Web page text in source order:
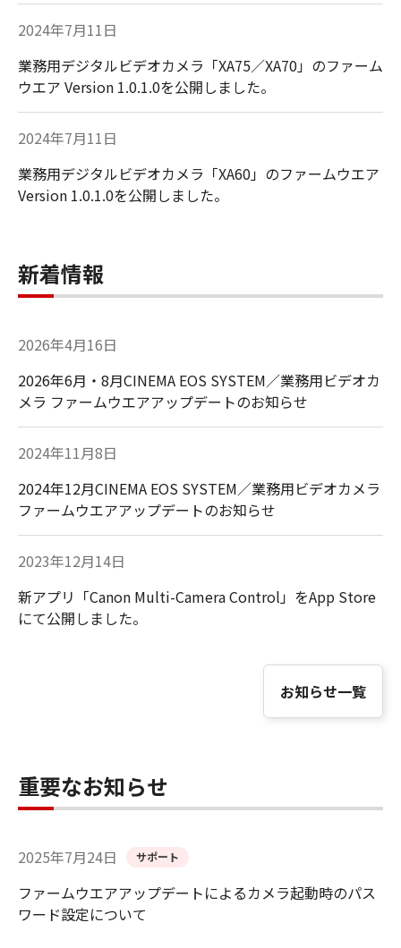
2024年7月11日
業務用デジタルビデオカメラ「XA75／XA70」のファーム
ウエア Version 1.0.1.0を公開しました。
2024年7月11日
業務用デジタルビデオカメラ「XA60」のファームウエア
Version 1.0.1.0を公開しました。
新着情報
2026年4月16日
2026年6月・8月CINEMA EOS SYSTEM／業務用ビデオカ
メラ ファームウエアアップデートのお知らせ
2024年11月8日
2024年12月CINEMA EOS SYSTEM／業務用ビデオカメラ
ファームウエアアップデートのお知らせ
2023年12月14日
新アプリ「Canon Multi-Camera Control」をApp Store
にて公開しました。
お知らせ一覧
重要なお知らせ
2025年7月24日 サポート
ファームウエアアップデートによるカメラ起動時のパス
ワード設定について